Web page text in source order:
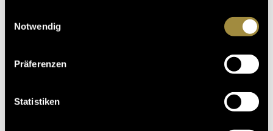
Notwendig
Präferenzen
Statistiken